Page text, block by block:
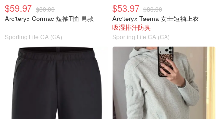
$59.97 $80.00
Arc'teryx Cormac 短袖T恤 男款
Sporting Life CA (CA)
$53.97 $80.00
Arc'teryx Taema 女士短袖上衣
吸湿排汗防臭
Sporting Life CA (CA)